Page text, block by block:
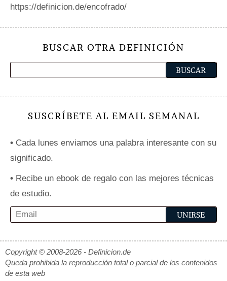
https://definicion.de/encofrado/
BUSCAR OTRA DEFINICIÓN
SUSCRÍBETE AL EMAIL SEMANAL
• Cada lunes enviamos una palabra interesante con su
significado.
• Recibe un ebook de regalo con las mejores técnicas
de estudio.
Copyright © 2008-2026 - Definicion.de
Queda prohibida la reproducción total o parcial de los contenidos
de esta web